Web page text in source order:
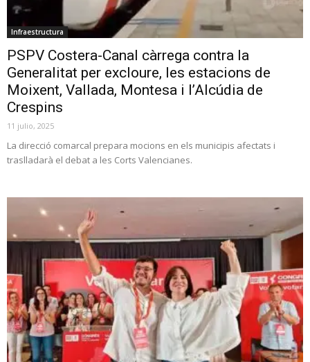
Infraestructura
PSPV Costera-Canal càrrega contra la
Generalitat per excloure, les estacions de
Moixent, Vallada, Montesa i l’Alcúdia de
Crespins
11 julio, 2025
La direcció comarcal prepara mocions en els municipis afectats i
traslladarà el debat a les Corts Valencianes.